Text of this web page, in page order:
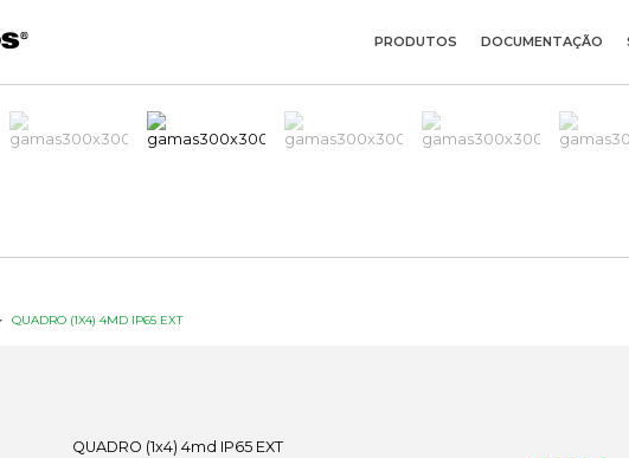
PRODUTOS DOCUMENTAÇÃO
QUADRO (1X4) 4MD IP65 EXT